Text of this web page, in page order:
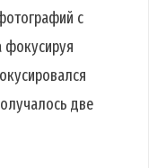
с
две